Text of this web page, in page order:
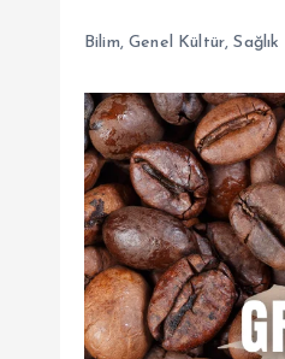
Bilim,Genel Kültür,Sağlık